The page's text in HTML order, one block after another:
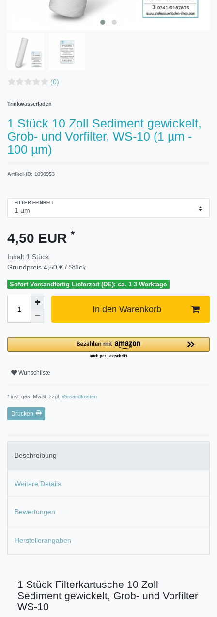
(0)
Trinkwasserladen
1 Stück 10 Zoll Sediment gewickelt,
Grob- und Vorfilter, WS-10 (1 µm -
100 µm)
Artikel-ID: 1090953
FILTER FEINHEIT
4,50 EUR *
Inhalt 1 Stück
Grundpreis 4,50 € / Stück
Sofort Versandfertig Lieferzeit (DE): ca. 1-3 Werktage
In den Warenkorb
Wunschliste
* inkl. ges. MwSt. zzgl. Versandkosten
Drucken
Beschreibung
Weitere Details
Bewertungen
Herstellerangaben
1 Stück Filterkartusche 10 Zoll
Sediment gewickelt, Grob- und Vorfilter
WS-10